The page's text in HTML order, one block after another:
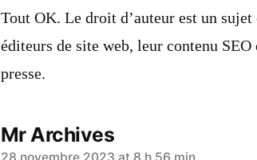
Tout OK. Le droit d’auteur est un
éditeurs de site web, leur contenu
presse.
Mr Archives